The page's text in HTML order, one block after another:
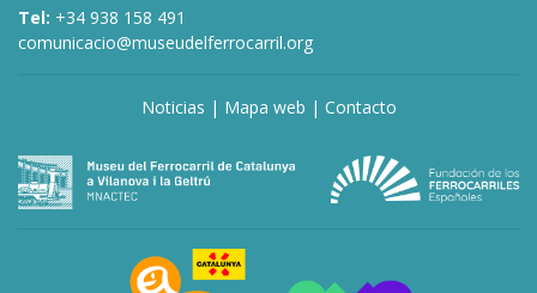
Tel: +34 938 158 491
comunicacio@museudelferrocarril.org
Noticias | Mapa web | Contacto